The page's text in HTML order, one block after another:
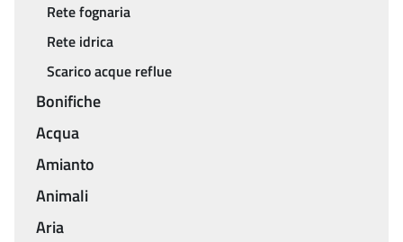
Rete fognaria
Rete idrica
Scarico acque reflue
Bonifiche
Acqua
Amianto
Animali
Aria